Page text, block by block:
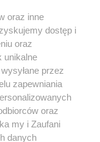
się z nami
oraz inne
dostęp i
oraz
unikalne
przez
zapewniania
oraz
my i Zaufani
danych